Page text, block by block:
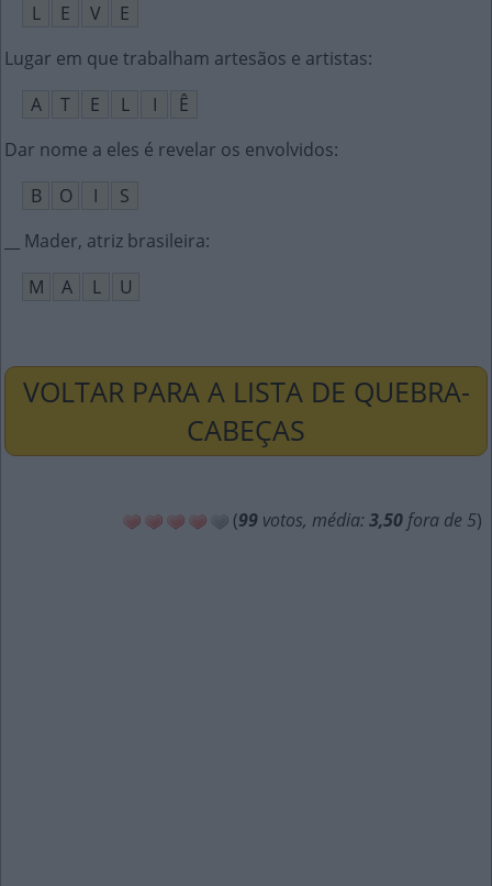
L
E V
E
Lugar em que trabalham artesãos e artistas:
A
T E L I
Ê
Dar nome a eles é revelar os envolvidos:
B
O I
S
__ Mader, atriz brasileira:
M
A L U
VOLTAR PARA A LISTA DE QUEBRA-
CABEÇAS
(99 votos, média: 3,50 fora de 5)